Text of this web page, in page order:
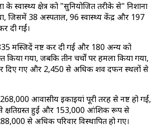
स्वास्थ्य क्षेत्र को "सुनियोजित तरीके से" निशाना
जिसमें 38 अस्पताल, 96 स्वास्थ्य केंद्र और 197
दी गईं।
मस्जिदें नष्ट कर दी गईं और 180 अन्य को
किया गया, जबकि तीन चर्चों पर हमला किया गया,
कर दिए गए और 2,450 से अधिक शव दफन स्थलों से
आवासीय इकाइयां पूरी तरह से नष्ट हो गईं,
क्षतिग्रस्त हुईं और 153,000 आंशिक रूप से
से अधिक परिवार विस्थापित हो गए।